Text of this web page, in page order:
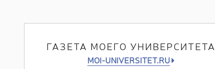
ГАЗЕТА МОЕГО УНИВЕРСИТЕТА
MOI-UNIVERSITET.RU